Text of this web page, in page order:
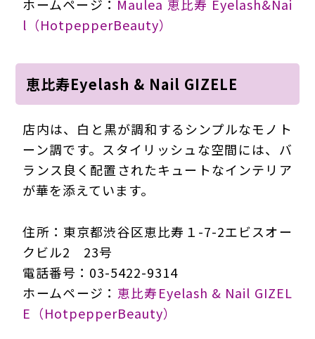
ホームページ： Maulea 恵比寿 Eyelash&Nai
l（HotpepperBeauty）
恵比寿Eyelash & Nail GIZELE
店内は、白と黒が調和するシンプルなモノト
ーン調です。スタイリッシュな空間には、バ
ランス良く配置されたキュートなインテリア
が華を添えています。
住所：東京都渋谷区恵比寿１-7-2エビスオー
クビル2 23号
電話番号：03-5422-9314
ホームページ： 恵比寿Eyelash & Nail GIZEL
E（HotpepperBeauty）